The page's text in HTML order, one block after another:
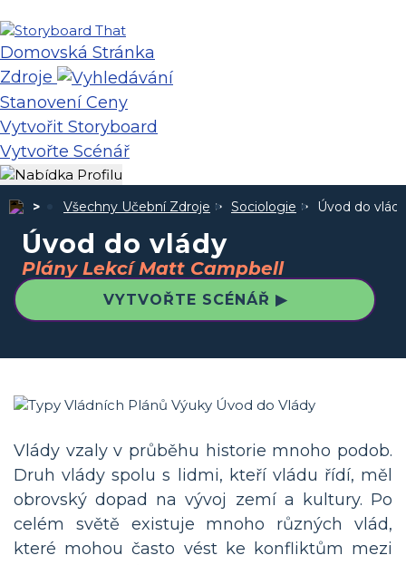
Domovská Stránka
Zdroje
Stanovení Ceny
Vytvořit Storyboard
Vytvořte Scénář
Všechny Učební Zdroje Sociologie Úvod do vlády
Úvod do vlády
Plány Lekcí Matt Campbell
VYTVOŘTE SCÉNÁŘ ▶
Vlády vzaly v průběhu historie mnoho podob.
Druh vlády spolu s lidmi, kteří vládu řídí, měl
obrovský dopad na vývoj zemí a kultury. Po
celém světě existuje mnoho různých vlád,
které mohou často vést ke konfliktům mezi